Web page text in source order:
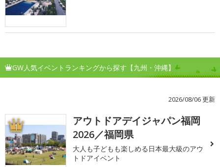
GW人気イベントランキングから探す【九州・沖縄】
2026/08/06 更新
1
アウトドアデイジャパン福岡
2026／福岡県
大人も子どもも楽しめる日本最大級のアウ
トドアイベント